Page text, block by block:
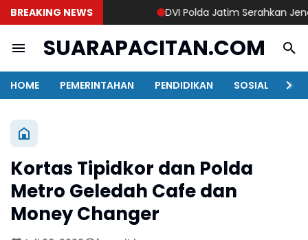
BREAKING NEWS DVI Polda Jatim Serahkan
SUARAPACITAN.COM
HOME PEMERINTAHAN PENDIDIKAN SOSIAL
Kortas Tipidkor dan Polda
Metro Geledah Cafe dan
Money Changer